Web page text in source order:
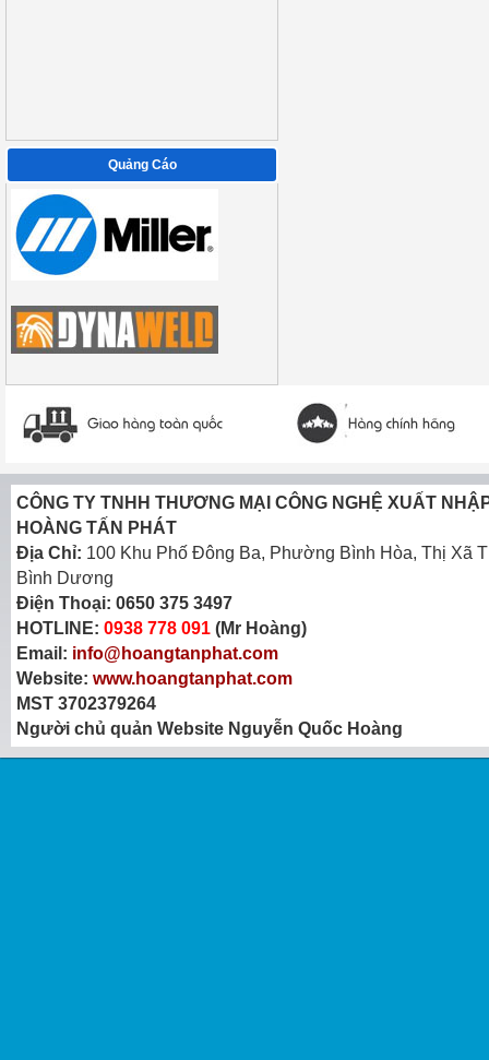
Quảng Cáo
CÔNG TY TNHH THƯƠNG MẠI CÔNG NGHỆ XUẤT
HOÀNG TẤN PHÁT
Địa Chỉ: 100 Khu Phố Đông Ba, Phường Bình Hòa, Thị Xã
Bình Dương
Điện Thoại: 0650 375 3497
HOTLINE: 0938 778 091 (Mr Hoàng)
Email: info@hoangtanphat.com
Website: www.hoangtanphat.com
MST 3702379264
Người chủ quản Website Nguyễn Quốc Hoàng